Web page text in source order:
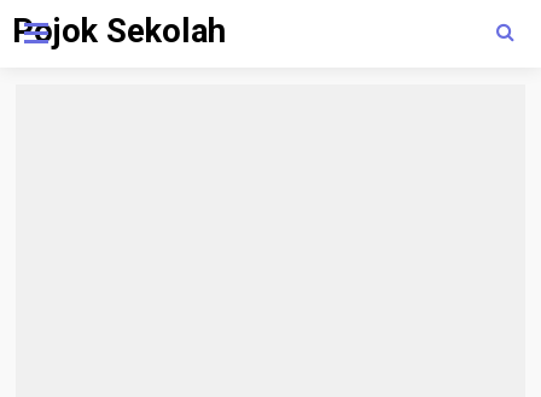
Pojok Sekolah